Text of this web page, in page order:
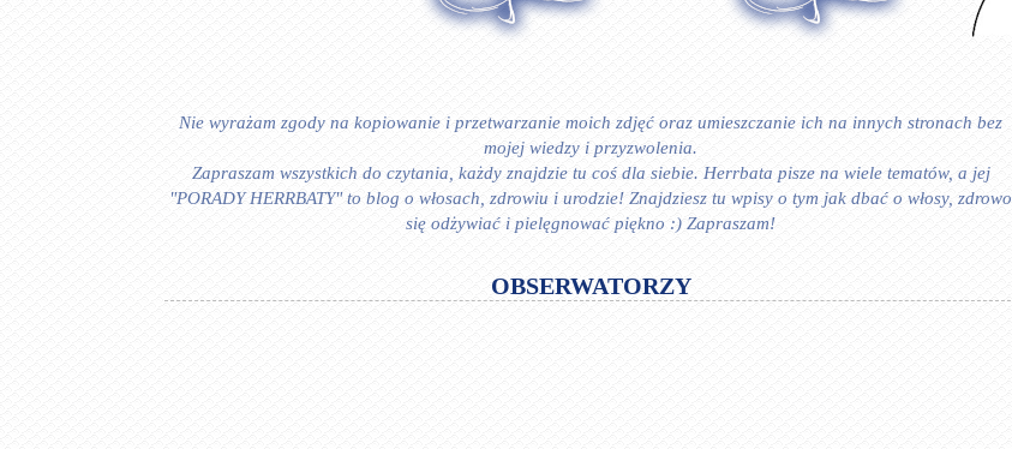
Nie wyrażam zgody na kopiowanie i przetwarzanie moich zdjęć oraz umieszczanie ich na innych stronach bez
mojej wiedzy i przyzwolenia.
Zapraszam wszystkich do czytania, każdy znajdzie tu coś dla siebie. Herrbata pisze na wiele tematów, a jej
"PORADY HERRBATY" to blog o włosach, zdrowiu i urodzie! Znajdziesz tu wpisy o tym jak dbać o włosy, zdrowo
się odżywiać i pielęgnować piękno :) Zapraszam!
OBSERWATORZY